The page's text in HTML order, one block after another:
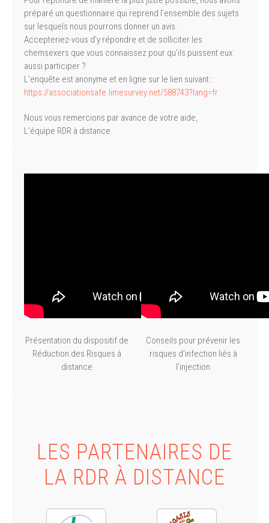
préparé un questionnaire qui reprend l’ensemble des sujets
sur lesquels nous pourrons donner un avis.
Accepteriez-vous d’y répondre et de solliciter les
chemsexers que vous connaissez pour qu’ils puissent eux
aussi participer ?
L’enquête est anonyme et en ligne sur le lien suivant :
https://associationsafe.limesurvey.net/588743?lang=fr
Nous vous remercions par avance de votre aide,
L’équipe RDR à distance
Présentation du dispositif de
Réduction des Risques à
distance
Conseils pour prévenir les
risques d'infection liés à
l'injection
LES PARTENAIRES DE
LA RDR À DISTANCE